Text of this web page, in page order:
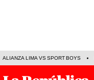
ALIANZA LIMA VS SPORT BOYS